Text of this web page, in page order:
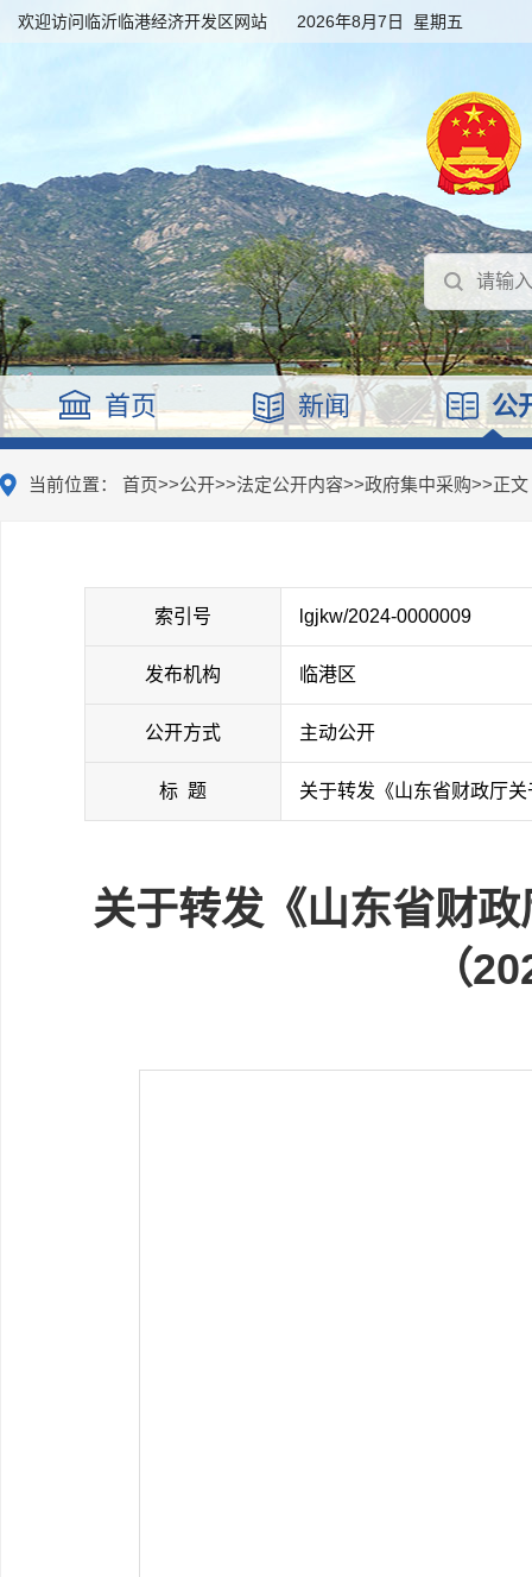
欢迎访问临沂临港经济开发区网站 2026年8月7日 星期五
首页 新闻 公
当前位置： 首页>>公开>>法定公开内容>>政府集中采购>>正文
索引号 lgjkw/2024-0000009
发布机构 临港区
公开方式 主动公开
标 题 关于转发《山东省财政厅
关于转发《山东省财
（